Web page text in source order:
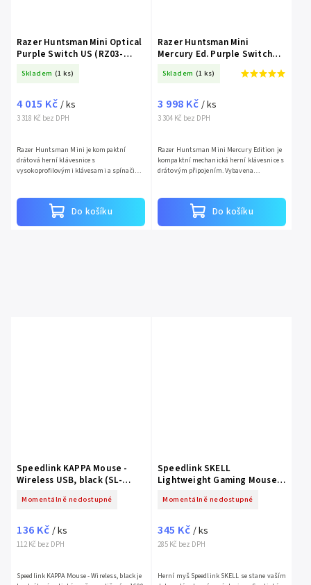
Razer Huntsman Mini Optical
Purple Switch US (RZ03-
Skladem (1 ks)
3 318 Kč bez DPH
4 015 Kč / ks
Do košíku
Razer Huntsman Mini je kompaktní
drátová herní klávesnice s
vysokoprofilovými klávesami a spínači
Razer Huntsman Mini
Mercury Ed. Purple Switch
Skladem (1 ks)
3 304 Kč bez DPH
3 998 Kč / ks
Do košíku
Razer Huntsman Mini Mercury Edition je
kompaktní mechanická herní klávesnice s
drátovým připojením. Vybavena
Speedlink KAPPA Mouse -
Wireless USB, black (SL-
Momentálně nedostupné
112 Kč bez DPH
136 Kč / ks
Speedlink KAPPA Mouse - Wireless, black je
Speedlink SKELL
Lightweight Gaming Mouse,
Momentálně nedostupné
285 Kč bez DPH
345 Kč / ks
Herní myš Speedlink SKELL se stane vaším